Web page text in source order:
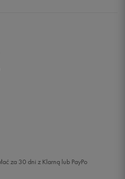
za 30 dni z Klarną lub PayPo